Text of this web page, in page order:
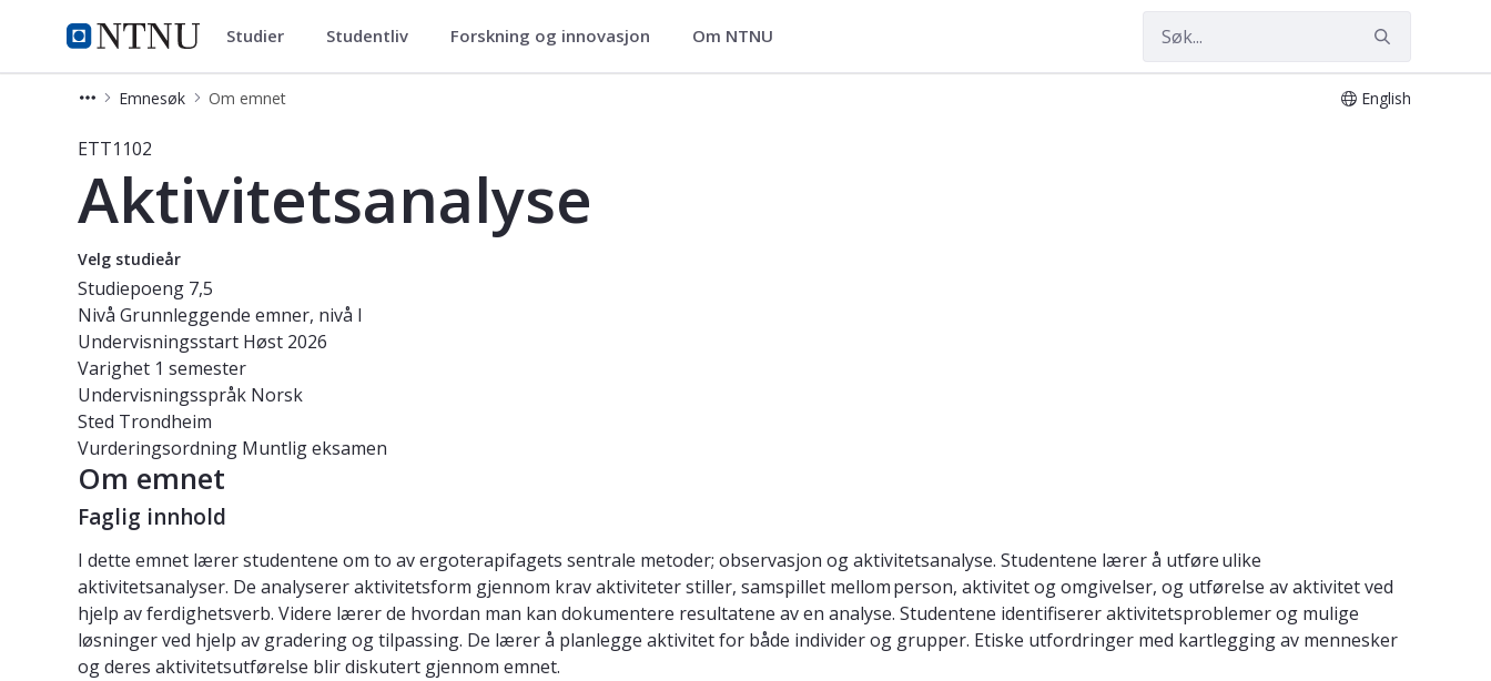
NTNU Hjemmeside
Studier Studier Studentliv Forskning og innovasjon Om NTNU
Emnesøk Om emnet English
Emne - Aktivitetsanalyse - ETT1102
ETT1102
Aktivitetsanalyse
Velg studieår
Studiepoeng 7,5
Nivå Grunnleggende emner, nivå I
Undervisningsstart Høst 2026
Varighet 1 semester
Undervisningsspråk Norsk
Sted Trondheim
Vurderingsordning Muntlig eksamen
Om emnet
Faglig innhold
I dette emnet lærer studentene om to av ergoterapifagets sentrale metoder; observasjon og aktivitetsanalyse. Studentene lærer å utføre ulike
aktivitetsanalyser. De analyserer aktivitetsform gjennom krav aktiviteter stiller, samspillet mellom person, aktivitet og omgivelser, og utførelse av aktivitet ved
hjelp av ferdighetsverb. Videre lærer de hvordan man kan dokumentere resultatene av en analyse. Studentene identifiserer aktivitetsproblemer og mulige
løsninger ved hjelp av gradering og tilpassing. De lærer å planlegge aktivitet for både individer og grupper. Etiske utfordringer med kartlegging av mennesker
og deres aktivitetsutførelse blir diskutert gjennom emnet.